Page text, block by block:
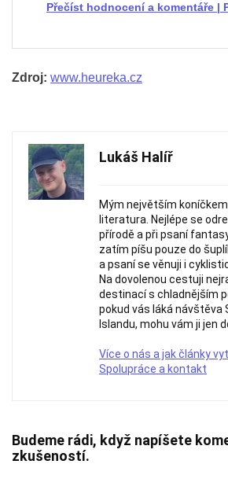
|
Přečíst hodnocení a komentáře
Zdroj: www.heureka.cz
Lukáš Halíř
Mým největším
literatura. Nejlépe se
přírodě a při psaní
zatím píšu pouze do
a psaní se věnuji i
Na dovolenou cestuji
destinací s chladnějším
pokud vás láká návštěva
Islandu, mohu vám ji jen
Více o nás a jak články
Spolupráce a kontakt
Budeme rádi, když napíšete
zkušeností.